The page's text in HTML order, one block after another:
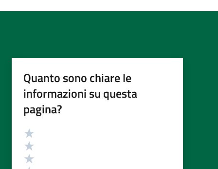
Quanto sono chiare le
informazioni su questa
pagina?
Valutazione